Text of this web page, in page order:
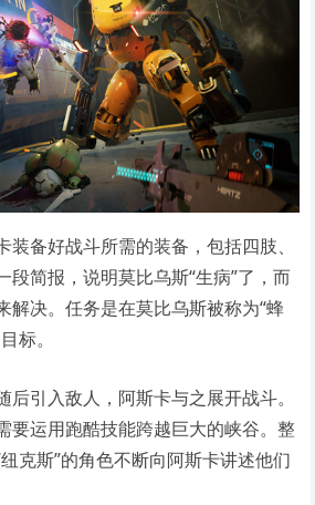
备好战斗所需的装备，包括四肢、
段简报，说明莫比乌斯“生病”了，而
解决。任务是在莫比乌斯被称为“蜂
标。
引入敌人，阿斯卡与之展开战斗。
要运用跑酷技能跨越巨大的峡谷。整
克斯”的角色不断向阿斯卡讲述他们